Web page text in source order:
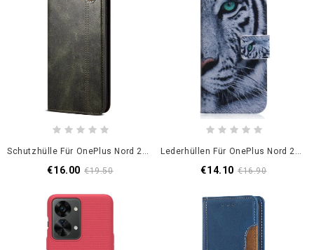
Schutzhülle Für OnePlus Nord 2T 5G Flip Case Wachs
€16.00 €19.50
Lederhüllen Für OnePlus Nord 2T 5G Mit Kordel Riemchenweißer Tiger
€14.10 €16.90